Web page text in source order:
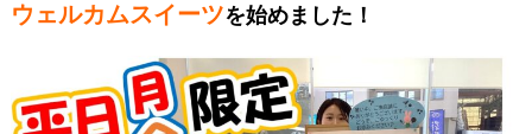
ウェルカムスイーツを始めました！